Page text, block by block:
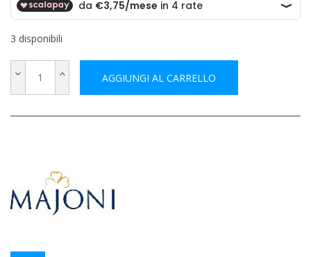
3 disponibili
AGGIUNGI AL CARRELLO